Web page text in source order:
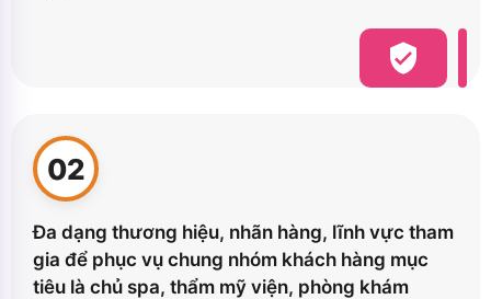
02
Đa dạng thương hiệu, nhãn hàng, lĩnh vực tham
gia để phục vụ chung nhóm khách hàng mục
tiêu là chủ spa, thẩm mỹ viện, phòng khám